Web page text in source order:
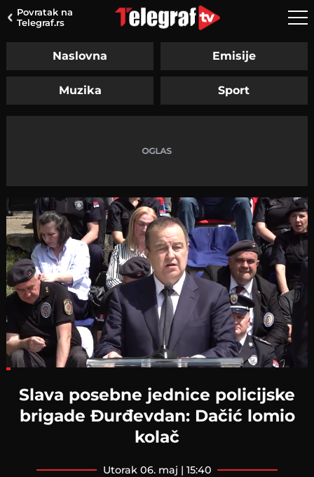
Povratak na
Telegraf.rs
Naslovna Emisije
Muzika Sport
Slava posebne jednice policijske
brigade Đurđevdan: Dačić lomio
kolač
utorak 06. maj | 15:40